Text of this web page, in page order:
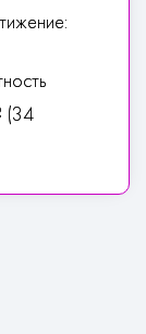
(34